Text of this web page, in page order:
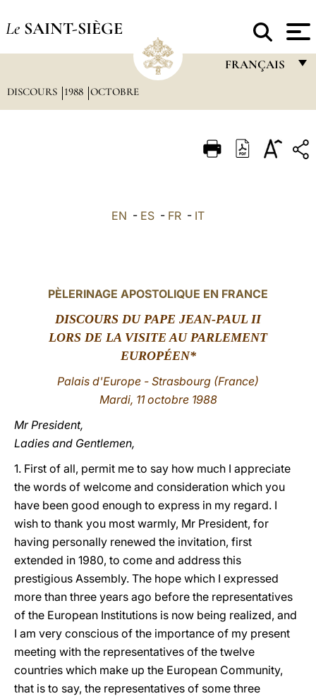
Le SAINT-SIÈGE
FRANÇAIS
ITALIANO
中文
LATINE
DISCOURS 1988 OCTOBRE
EN - ES - FR - IT
PÈLERINAGE APOSTOLIQUE EN FRANCE
DISCOURS DU PAPE JEAN-PAUL II
LORS DE LA VISITE AU PARLEMENT
EUROPÉEN*
Palais d'Europe - Strasbourg (France)
Mardi, 11 octobre 1988
Mr President,
Ladies and Gentlemen,
1. First of all, permit me to say how much I appreciate
the words of welcome and consideration which you
have been good enough to express in my regard. I
wish to thank you most warmly, Mr President, for
having personally renewed the invitation, first
extended in 1980, to come and address this
prestigious Assembly. The hope which I expressed
more than three years ago before the representatives
of the European Institutions is now being realized, and
I am very conscious of the importance of my present
meeting with the representatives of the twelve
countries which make up the European Community,
that is to say, the representatives of some three